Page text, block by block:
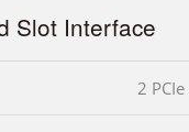
Slot Interface
2